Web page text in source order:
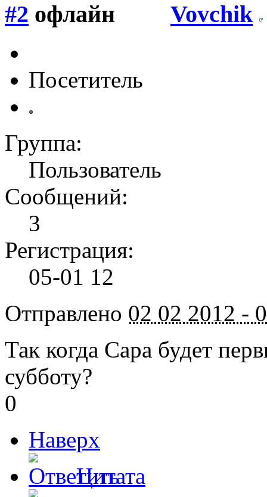
#2 Vovchik
Посетитель
Группа:
Пользователь
Сообщений:
3
Регистрация:
05-01 12
Отправлено 02 02 2012 -
Так когда Сара будет
субботу?
0
Наверх
Цитата